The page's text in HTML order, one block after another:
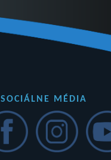
SOCIÁLNE MÉDIA